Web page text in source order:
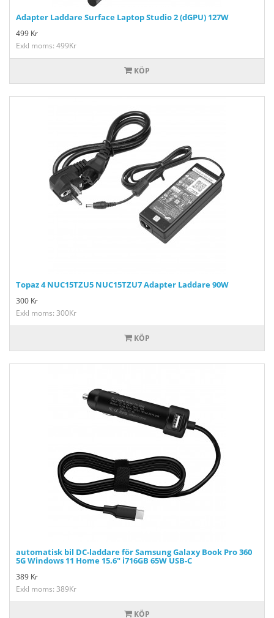
Adapter Laddare Surface Laptop Studio 2 (dGPU) 127W
499 Kr
Exkl moms: 499Kr
KÖP
Topaz 4 NUC15TZU5 NUC15TZU7 Adapter Laddare 90W
300 Kr
Exkl moms: 300Kr
KÖP
automatisk bil DC-laddare för Samsung Galaxy Book Pro 360
5G Windows 11 Home 15.6" i716GB 65W USB-C
389 Kr
Exkl moms: 389Kr
KÖP